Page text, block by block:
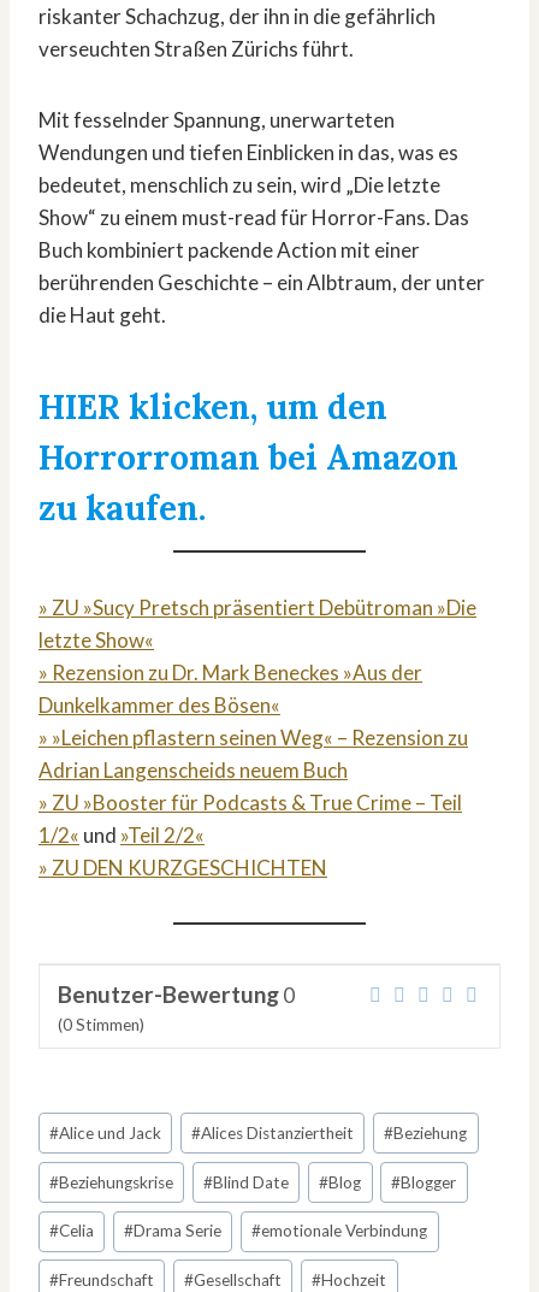
riskanter Schachzug, der ihn in die gefährlich
verseuchten Straßen Zürichs führt.
Mit fesselnder Spannung, unerwarteten
Wendungen und tiefen Einblicken in das, was es
bedeutet, menschlich zu sein, wird „Die letzte
Show“ zu einem must-read für Horror-Fans. Das
Buch kombiniert packende Action mit einer
berührenden Geschichte – ein Albtraum, der unter
die Haut geht.
HIER klicken, um den
Horrorroman bei Amazon
zu kaufen.
» ZU »Sucy Pretsch präsentiert Debütroman »Die
letzte Show«
» Rezension zu Dr. Mark Beneckes »Aus der
Dunkelkammer des Bösen«
» »Leichen pflastern seinen Weg« – Rezension zu
Adrian Langenscheids neuem Buch
» ZU »Booster für Podcasts & True Crime – Teil
1/2« und »Teil 2/2«
» ZU DEN KURZGESCHICHTEN
Benutzer-Bewertung0
(0Stimmen)
Schlagworte:
#Alice und Jack #Alices Distanziertheit #Beziehung
#Beziehungskrise #Blind Date #Blog #Blogger
#Celia #Drama Serie #emotionale Verbindung
#Freundschaft #Gesellschaft #Hochzeit